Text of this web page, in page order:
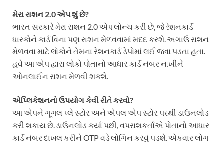
મેરા રાશન 2.0 એપ શું છે?
ભારત સરકારે મેરા રાશન 2.0 એપ લોન્ચ કરી છે, જે રેશનકાર્ડ
ધારકોને કાર્ડ વિના પણ રાશન મેળવવામાં મદદ કરશે. અગાઉ રાશન
મેળવવા માટે લોકોને તેમના રેશનકાર્ડ ડેપોમાં લઈ જવા પડતા હતા.
હવે આ એપ દ્વારા લોકો પોતાનો આધાર કાર્ડ નંબર નાખીને
ઓનલાઈન રાશન મેળવી શકશે.
એપ્લિકેશનનો ઉપયોગ કેવી રીતે કરવો?
આ એપને ગૂગલ પ્લે સ્ટોર અને એપલ એપ સ્ટોર પરથી ડાઉનલોડ
કરી શકાય છે. ડાઉનલોડ કર્યા પછી, વપરાશકર્તાએ પોતાનો આધાર
કાર્ડ નંબર દાખલ કરીને OTP વડે લોગિન કરવું પડશે. એકવાર લોગ